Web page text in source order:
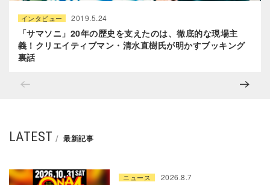
インタビュー 2019.5.24
「サマソニ」20年の歴史を支えたのは、徹底的な現場主
義！クリエイティブマン・清水直樹氏が明かすブッキング
裏話
LATEST 最新記事
ニュース 2026.8.7